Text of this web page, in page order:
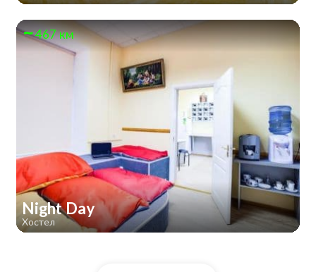
467 км
Night Day
Хостел